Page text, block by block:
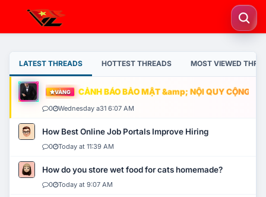
LATEST THREADS HOTTEST THREADS MOST VIEWED
VÀNG CẢNH BÁO BẢO MẬT &amp; NỘI QUY CỘNG
0 Wednesday a31 6:07 AM
How Best Online Job Portals Improve Hiring
0 Today at 11:39 AM
How do you store wet food for cats homemade?
0 Today at 9:07 AM